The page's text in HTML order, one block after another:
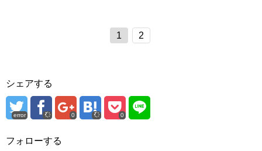
1 2
シェアする
error 0 0
フォローする